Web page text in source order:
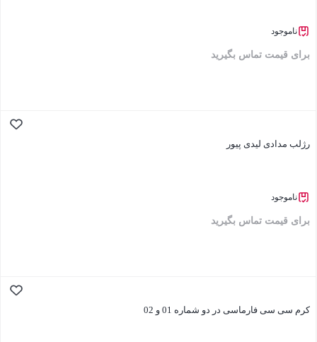
ناموجود
برای قیمت تماس بگیرید
رژلب مدادی لیدی پیور
ناموجود
برای قیمت تماس بگیرید
کرم سی سی فارماسی در دو شماره 01 و 02